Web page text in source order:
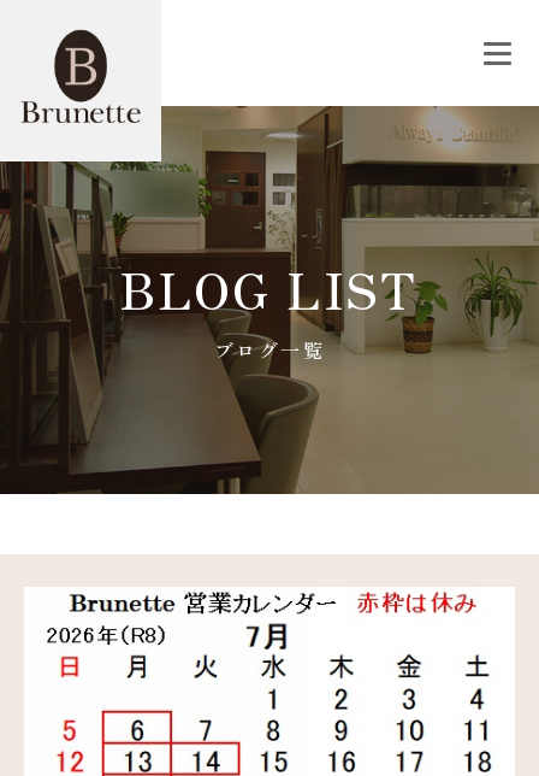
BLOG LIST
ブログ一覧